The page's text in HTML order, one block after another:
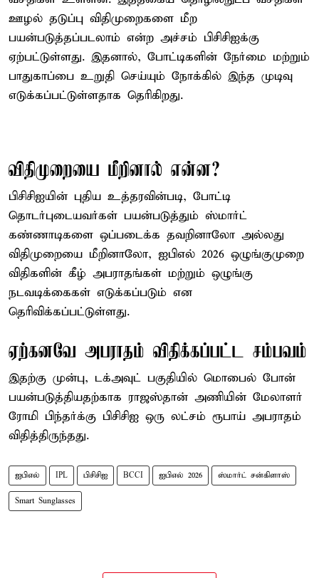
ஊழல் தடுப்பு விதிமுறைகளை மீற
பயன்படுத்தப்படலாம் என்ற அச்சம் பிசிசிஐக்கு
ஏற்பட்டுள்ளது. இதனால், போட்டிகளின் நேர்மை மற்றும்
பாதுகாப்பை உறுதி செய்யும் நோக்கில் இந்த முடிவு
எடுக்கப்பட்டுள்ளதாக தெரிகிறது.
விதிமுறையை மீறினால் என்ன?
பிசிசிஐயின் புதிய உத்தரவின்படி, போட்டி
தொடர்புடையவர்கள் பயன்படுத்தும் ஸ்மார்ட்
கண்ணாடிகளை ஒப்படைக்க தவறினாலோ அல்லது
விதிமுறையை மீறினாலோ, ஐபிஎல் 2026 ஒழுங்குமுறை
விதிகளின் கீழ் அபராதங்கள் மற்றும் ஒழுங்கு
நடவடிக்கைகள் எடுக்கப்படும் என
தெரிவிக்கப்பட்டுள்ளது.
ஏற்கனவே அபராதம் விதிக்கப்பட்ட சம்பவம்
இதற்கு முன்பு, டக்அவுட் பகுதியில் மொபைல் போன்
பயன்படுத்தியதற்காக ராஜஸ்தான் அணியின் மேலாளர்
ரோமி பிந்தர்க்கு பிசிசிஐ ஒரு லட்சம் ரூபாய் அபராதம்
விதித்திருந்தது.
ஐபிஎல் IPL பிசிசிஐ BCCI ஐபிஎல் 2026 ஸ்மார்ட் சன்கிளாஸ்
Smart Sunglasses